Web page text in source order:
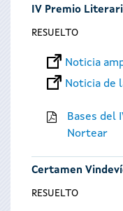
IV Premio
RESUELTO
Noticia
Noticia de
Bases del
Nortear
Certamen
RESUELTO